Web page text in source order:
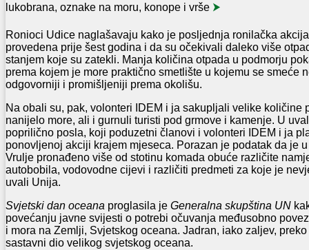
lukobrana, oznake na moru, konope i vrše ⮞
Ronioci Udice naglašavaju kako je posljednja ronilačka
provedena prije šest godina i da su očekivali daleko više
stanjem koje su zatekli. Manja količina otpada u podmorju
prema kojem je more praktično smetlište u kojemu se smeće
odgovorniji i promišljeniji prema okolišu.
Na obali su, pak, volonteri IDEM i ja sakupljali velike količine
nanijelo more, ali i gurnuli turisti pod grmove i kamenje. U
poprilično posla, koji poduzetni članovi i volonteri IDEM i ja
ponovljenoj akciji krajem mjeseca. Porazan je podatak da je
Vrulje pronađeno više od stotinu komada obuće različite
autobobila, vodovodne cijevi i različiti predmeti za koje je
uvali Unija.
Svjetski dan oceana proglasila je Generalna skupština UN
povećanju javne svijesti o potrebi očuvanja međusobno
i mora na Zemlji, Svjetskog oceana. Jadran, iako zaljev,
sastavni dio velikog svjetskog oceana.